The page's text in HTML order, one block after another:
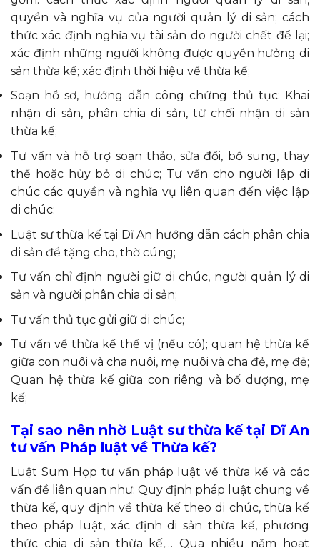
quyền và nghĩa vụ của người quản lý di sản; cách
thức xác định nghĩa vụ tài sản do người chết để lại;
xác định những người không được quyền hưởng di
sản thừa kế; xác định thời hiệu về thừa kế;
Soạn hồ sơ, hướng dẫn công chứng thủ tục: Khai
nhận di sản, phân chia di sản, từ chối nhận di sản
thừa kế;
Tư vấn và hỗ trợ soạn thảo, sửa đổi, bổ sung, thay
thế hoặc hủy bỏ di chúc; Tư vấn cho người lập di
chúc các quyền và nghĩa vụ liên quan đến việc lập
di chúc:
Luật sư thừa kế tại Dĩ An hướng dẫn cách phân chia
di sản để tặng cho, thờ cúng;
Tư vấn chỉ định người giữ di chúc, người quản lý di
sản và người phân chia di sản;
Tư vấn thủ tục gửi giữ di chúc;
Tư vấn về thừa kế thế vị (nếu có); quan hệ thừa kế
giữa con nuôi và cha nuôi, mẹ nuôi và cha đẻ, mẹ đẻ;
Quan hệ thừa kế giữa con riêng và bố dượng, mẹ
kế;
Tại sao nên nhờ Luật sư thừa kế tại Dĩ An
tư vấn Pháp luật về Thừa kế?
Luật Sum Họp tư vấn pháp luật về thừa kế và các
vấn đề liên quan như: Quy định pháp luật chung về
thừa kế, quy định về thừa kế theo di chúc, thừa kế
theo pháp luật, xác định di sản thừa kế, phương
thức chia di sản thừa kế,… Qua nhiều năm hoạt